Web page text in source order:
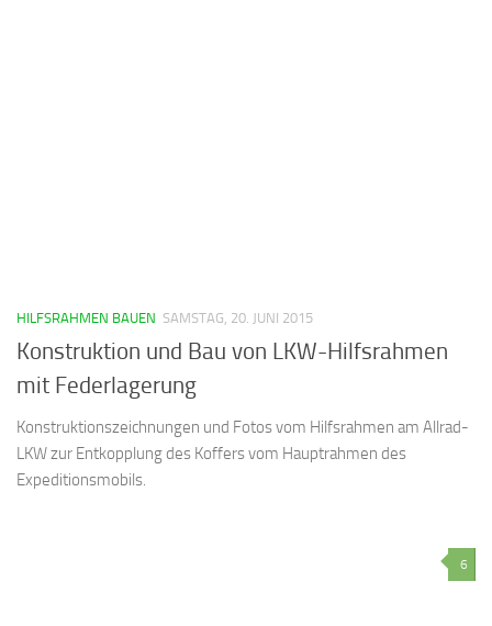
HILFSRAHMEN BAUEN SAMSTAG, 20. JUNI 2015
Konstruktion und Bau von LKW-Hilfsrahmen
mit Federlagerung
Konstruktionszeichnungen und Fotos vom Hilfsrahmen am Allrad-
LKW zur Entkopplung des Koffers vom Hauptrahmen des
Expeditionsmobils.
6